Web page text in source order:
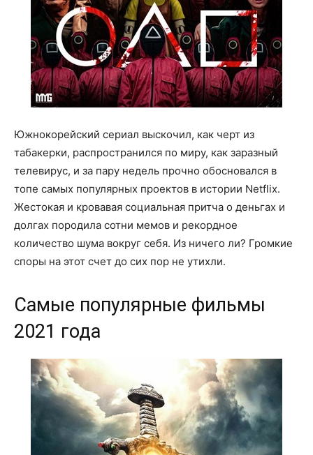
Южнокорейский сериал выскочил, как черт из
табакерки, распространился по миру, как заразный
телевирус, и за пару недель прочно обосновался в
топе самых популярных проектов в истории Netflix.
Жестокая и кровавая социальная притча о деньгах и
долгах породила сотни мемов и рекордное
количество шума вокруг себя. Из ничего ли? Громкие
споры на этот счет до сих пор не утихли.
Самые популярные фильмы
2021 года